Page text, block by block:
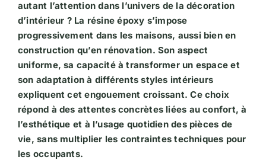
autant l’attention dans l’univers de la décoration
d’intérieur ? La résine époxy s’impose
progressivement dans les maisons, aussi bien en
construction qu’en rénovation. Son aspect
uniforme, sa capacité à transformer un espace et
son adaptation à différents styles intérieurs
expliquent cet engouement croissant. Ce choix
répond à des attentes concrètes liées au confort, à
l’esthétique et à l’usage quotidien des pièces de
vie, sans multiplier les contraintes techniques pour
les occupants.